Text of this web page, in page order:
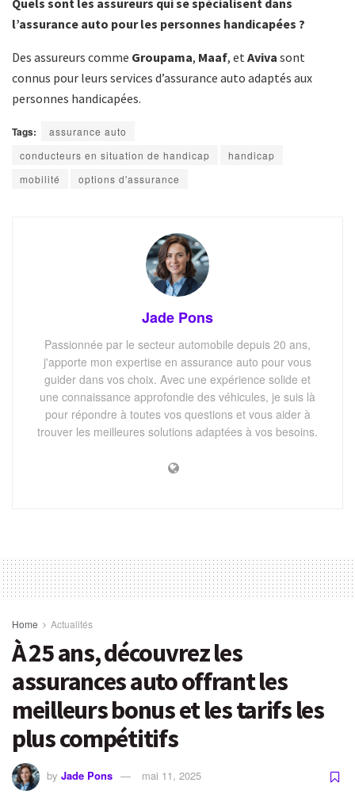
Quels sont les assureurs qui se spécialisent dans
l’assurance auto pour les personnes handicapées ?
Des assureurs comme Groupama, Maaf, etAviva sont
connus pour leurs services d’assurance auto adaptés aux
personnes handicapées.
Tags:
assurance auto
conducteurs en situation de handicap
handicap
mobilité
options d'assurance
Jade Pons
Passionnée par le secteur automobile depuis 20 ans,
j'apporte mon expertise en assurance auto pour vous
guider dans vos choix. Avec une expérience solide et
une connaissance approfondie des véhicules, je suis là
pour répondre à toutes vos questions et vous aider à
trouver les meilleures solutions adaptées à vos besoins.
Home Actualités
À 25 ans, découvrez les
assurances auto offrant les
meilleurs bonus et les tarifs les
plus compétitifs
by Jade Pons mai 11, 2025